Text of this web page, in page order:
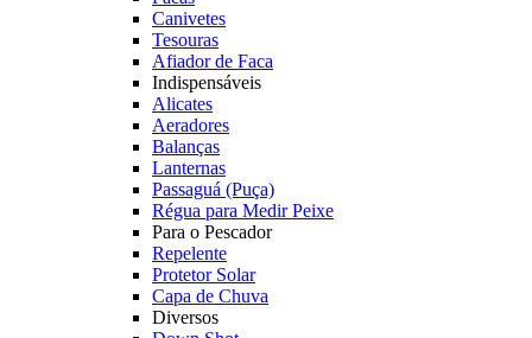
Canivetes
Tesouras
Afiador de Faca
Indispensáveis
Alicates
Aeradores
Balanças
Lanternas
Passaguá (Puça)
Régua para Medir Peixe
Para o Pescador
Repelente
Protetor Solar
Capa de Chuva
Diversos